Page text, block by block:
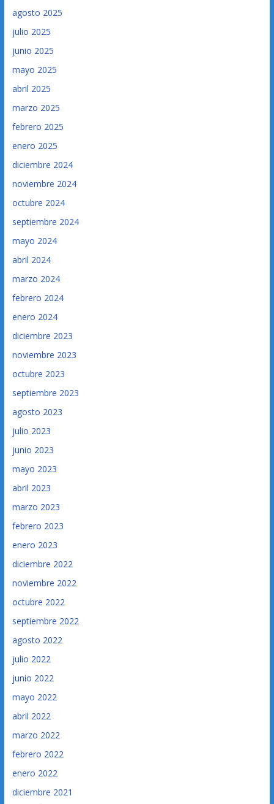
agosto 2025
julio 2025
junio 2025
mayo 2025
abril 2025
marzo 2025
febrero 2025
enero 2025
diciembre 2024
noviembre 2024
octubre 2024
septiembre 2024
mayo 2024
abril 2024
marzo 2024
febrero 2024
enero 2024
diciembre 2023
noviembre 2023
octubre 2023
septiembre 2023
agosto 2023
julio 2023
junio 2023
mayo 2023
abril 2023
marzo 2023
febrero 2023
enero 2023
diciembre 2022
noviembre 2022
octubre 2022
septiembre 2022
agosto 2022
julio 2022
junio 2022
mayo 2022
abril 2022
marzo 2022
febrero 2022
enero 2022
diciembre 2021